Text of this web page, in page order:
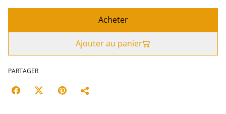
Acheter
Ajouter au panier
PARTAGER